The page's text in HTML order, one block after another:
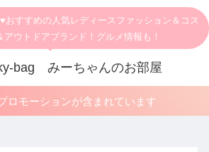
おすすめの人気レディースファッション＆コス
アウトドアブランド！グルメ情報も！
bag みーちゃんのお部屋
ロモーションが含まれています